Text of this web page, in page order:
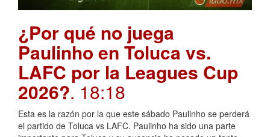
¿Por qué no juega
Paulinho en Toluca vs.
LAFC por la Leagues Cup
2026?. 18:18
Esta es la razón por la que este sábado Paulinho se perderá
el partido de Toluca vs LAFC. Paulinho ha sido una parte